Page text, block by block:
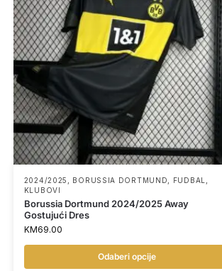
2024/2025 BORUSSIA DORTMUND FUDBAL
KLUBOVI
Borussia Dortmund 2024/2025 Away
Gostujući Dres
KM69.00
Odaberi opcije